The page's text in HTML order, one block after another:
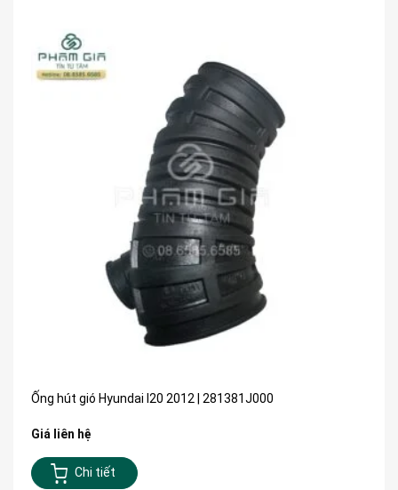
Ống hút gió Hyundai I20 2012 | 281381J000
Giá liên hệ
Chi tiết